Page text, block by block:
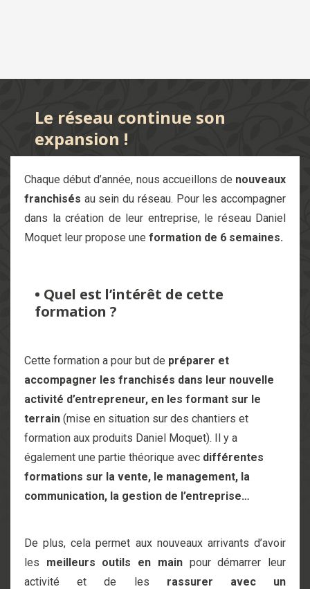
Le réseau continue son
expansion !
Chaque début d’année, nous accueillons de nouveaux
franchisés au sein du réseau. Pour les accompagner
dans la création de leur entreprise, le réseau Daniel
Moquet leur propose une formation de 6 semaines.
• Quel est l’intérêt de cette
formation ?
Cette formation a pour but de préparer et
accompagner les franchisés dans leur nouvelle
activité d’entrepreneur, en les formant sur le
terrain (mise en situation sur des chantiers et
formation aux produits Daniel Moquet). Il y a
également une partie théorique avec différentes
formations sur la vente, le management, la
communication, la gestion de l’entreprise…
De plus, cela permet aux nouveaux arrivants d’avoir
les meilleurs outils en mainpour démarrer leur
activité et de les rassurer avec un